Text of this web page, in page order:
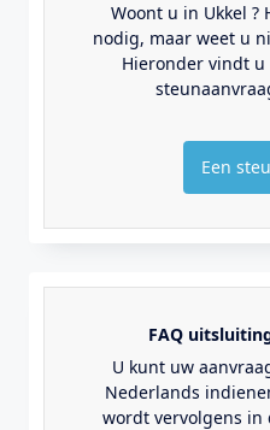
Woont u in Ukkel ?
nodig, maar weet u
Hieronder vindt
Een
FAQ
U kunt uw
Nederlands
wordt vervolgens in